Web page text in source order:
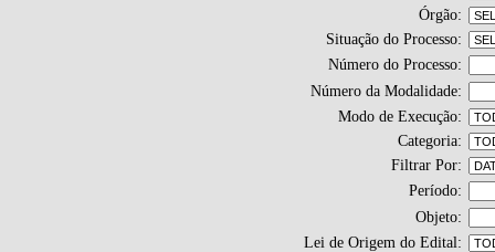
Órgão:
Situação do Processo:
Número do Processo:
Número da Modalidade:
Modo de Execução:
Categoria:
Filtrar Por:
Período:
Objeto:
Lei de Origem do Edital: